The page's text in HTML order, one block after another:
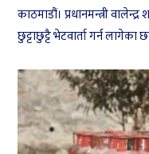
काठमाडौं। प्रधानमन्त्री
छुट्टाछुट्टै भेटवार्ता गर्न लागेका